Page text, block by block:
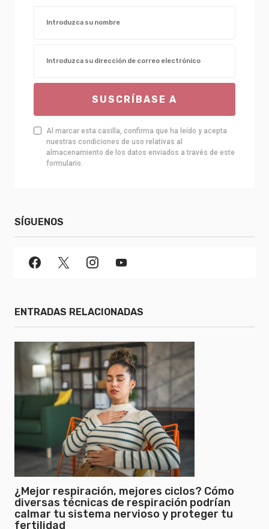
SUSCRÍBASE A
Al marcar esta casilla, confirma que ha leído y acepta
nuestras condiciones de uso relativas al
almacenamiento de los datos enviados a través de este
formulario.
SÍGUENOS
ENTRADAS RELACIONADAS
¿Mejor respiración, mejores ciclos? Cómo
diversas técnicas de respiración podrían
calmar tu sistema nervioso y proteger tu
fertilidad